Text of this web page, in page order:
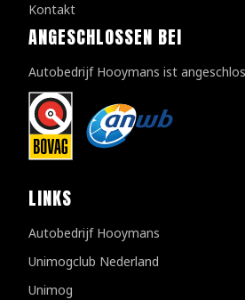
Kontakt
ANGESCHLOSSEN BEI
Autobedrijf Hooymans ist
LINKS
Autobedrijf Hooymans
Unimogclub Nederland
Unimog